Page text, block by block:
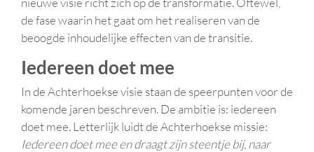
de fase waarin het gaat om het realiseren van de
beoogde inhoudelijke effecten van de transitie.
Iedereen doet mee
In de Achterhoekse visie staan de speerpunten voor de
komende jaren beschreven. De ambitie is: iedereen
doet mee. Letterlijk luidt de Achterhoekse missie:
Iedereen doet mee en draagt zijn steentje bij, naar